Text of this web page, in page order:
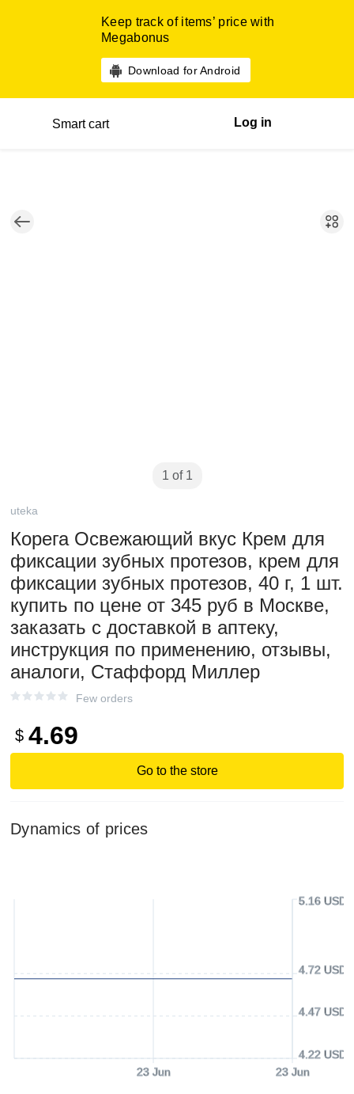
Keep track of items’ price with
Megabonus
Download for Android
Smart cart Log in
1 of 1
uteka
Корега Освежающий вкус Крем для
фиксации зубных протезов, крем для
фиксации зубных протезов, 40 г, 1 шт.
купить по цене от 345 руб в Москве,
заказать с доставкой в аптеку,
инструкция по применению, отзывы,
аналоги, Стаффорд Миллер
Few orders
$ 4.69
Go to the store
Dynamics of prices
23 Jun 23 Jun
4.22 USD
4.47 USD
4.72 USD
5.16 USD